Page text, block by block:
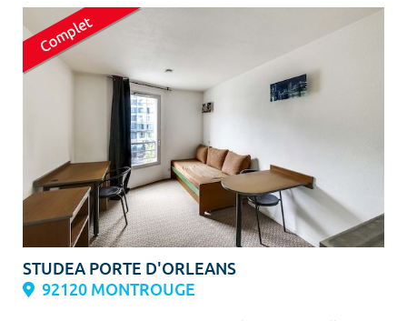
STUDEA PORTE D'ORLEANS
92120 MONTROUGE